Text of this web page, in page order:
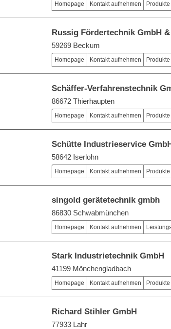
Homepage Kontakt aufnehmen
Russig Fördertechnik GmbH
59269 Beckum
Homepage Kontakt aufnehmen
Schäffer-Verfahrenstechnik
86672 Thierhaupten
Homepage Kontakt aufnehmen
Schütte Industrieservice
58642 Iserlohn
Homepage Kontakt aufnehmen
singold gerätetechnik gmbh
86830 Schwabmünchen
Homepage Kontakt aufnehmen
Stark Industrietechnik GmbH
41199 Mönchengladbach
Homepage Kontakt aufnehmen
Richard Stihler GmbH
77933 Lahr